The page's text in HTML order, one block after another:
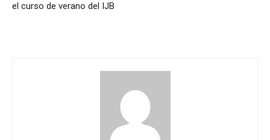
el curso de verano del IJB